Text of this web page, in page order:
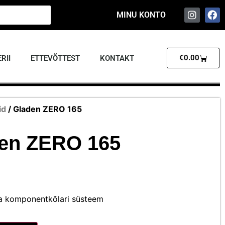
MINU KONTO
ETTEVÕTTEST KONTAKT €0.00
/ Gladen ZERO 165
ZERO 165
komponentkõlari süsteem